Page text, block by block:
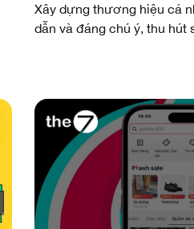
Xây dựng thương hiệu cá
dẫn và đáng chú ý, thu hút